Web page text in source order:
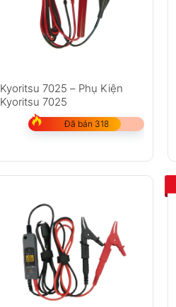
Kyoritsu 7025 – Phụ Kiện
Kyoritsu 7025
Đã bán 318